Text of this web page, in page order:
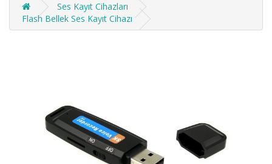
Ses Kayıt Cihazları
Flash Bellek Ses Kayıt Cihazı